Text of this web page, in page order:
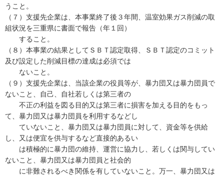
うこと。
（７）支援先企業は、本事業終了後３年間、温室効果ガス削減の取
組状況を三重県に書面で報告（年１回）
すること。
（８）本事業の結果としてＳＢＴ認定取得、ＳＢＴ認定のコミット
及び設定した削減目標の達成は必須では
ないこと。
（９）支援先企業は、当該企業の役員等が、暴力団又は暴力団員で
ないこと、自己、自社若しくは第三者の
不正の利益を図る目的又は第三者に損害を加える目的をもっ
て、暴力団又は暴力団員を利用するなどし
ていないこと、暴力団又は暴力団員に対して、資金等を供給
し、又は便宜を供与するなど直接的あるい
は積極的に暴力団の維持、運営に協力し、若しくは関与してい
ないこと、暴力団又は暴力団員と社会的
に非難されるべき関係を有していないこと。万一、暴力団又は